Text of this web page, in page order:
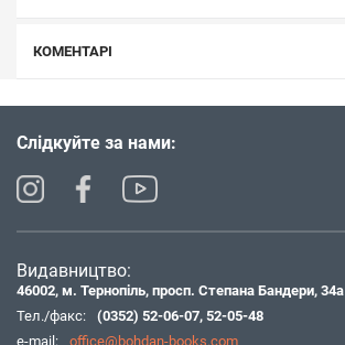
КОМЕНТАРІ
Слідкуйте за нами:
Видавництво:
46002, м. Тернопіль, просп. Степана Бандери, 34а
Тел./факс:
(0352) 52-06-07, 52-05-48
e-mail:
office@bohdan-books.com